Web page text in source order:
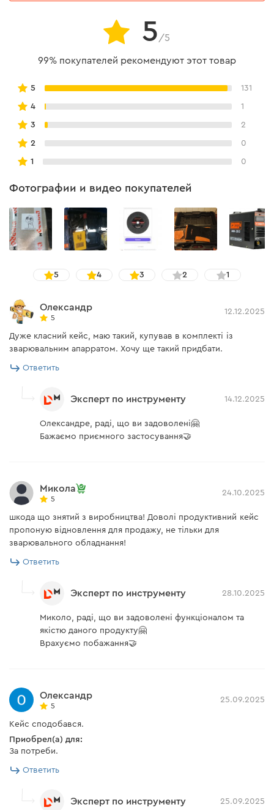
5 /5
99% покупателей рекомендуют этот товар
5 131
4 1
3 2
2 0
1 0
Фотографии и видео покупателей
5 4 3 2 1
Олександр
5
12.12.2025
Дуже класний кейс, маю такий, купував в комплекті із
зварювальним апарратом. Хочу ще такий придбати.
Ответить
Эксперт по инструменту 14.12.2025
Олександре, раді, що ви задоволені🤗
Бажаємо приємного застосування🤝
Микола
5
24.10.2025
шкода що знятий з виробництва! Доволі продуктивний кейс
пропоную відновлення для продажу, не тільки для
зварювального обладнання!
Ответить
Эксперт по инструменту 28.10.2025
Миколо, раді, що ви задоволені функціоналом та
якістю даного продукту🤗
Врахуємо побажання🤝
Олександр
5
25.09.2025
Кейс сподобався.
Приобрел(а) для:
За потреби.
Ответить
Эксперт по инструменту 25.09.2025